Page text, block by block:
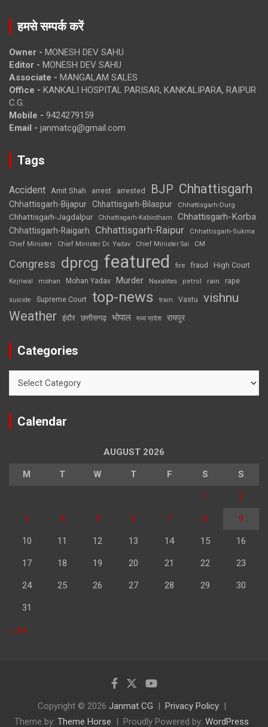
हमसे सम्पर्क करें
Owner - MONESH DEV SAHU
Editor - MONESH DEV SAHU
Associate - MANGALAM SALES
Office - KANKALI HOSPITAL PARISAR, KANKALIPARA, RAIPUR
C.G.
Mobile - 9424279159
Email - janmatcg@gmail.com
Tags
Accident Amit Shah arrest arrested BJP Chhattisgarh
Chhattisgarh-Bijapur Chhattisgarh-Bilaspur Chhattisgarh-Durg
Chhattisgarh-Jagdalpur Chhattisgarh-Kabirdham Chhattisgarh-Korba
Chhattisgarh-Raigarh Chhattisgarh-Raipur
Chhattisgarh-Sukma
Chief Minister
Chief Minister Dr. Yadav Chief Minister Sai CM
Congress dprcg featured fire fraud High Court
Kejriwal mohan Mohan Yadav Murder Naxalites petrol rain rape
suicide Supreme Court top-news train Vastu vishnu
Weather इंदौर छत्तीसगढ़ भोपाल मध्य प्रदेश रायपुर
Categories
Calendar
AUGUST 2026
M T W T F S S
1 2
3 4 5 6 7 8 9
10 11 12 13 14 15 16
17 18 19 20 21 22 23
24 25 26 27 28 29 30
31
« Jul
Copyright © 2026 Janmat CG
Privacy Policy
Theme by: Theme Horse Proudly Powered by: WordPress